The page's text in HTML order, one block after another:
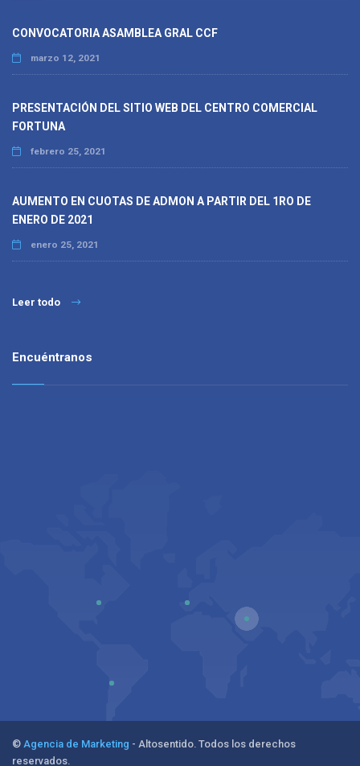
CONVOCATORIA ASAMBLEA GRAL CCF
marzo 12, 2021
PRESENTACIÓN DEL SITIO WEB DEL CENTRO COMERCIAL
FORTUNA
febrero 25, 2021
AUMENTO EN CUOTAS DE ADMON A PARTIR DEL 1RO DE
ENERO DE 2021
enero 25, 2021
Leer todo
Encuéntranos
© Agencia de Marketing - Altosentido. Todos los derechos
reservados.